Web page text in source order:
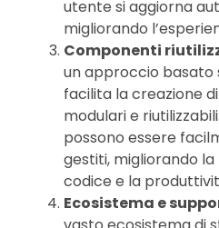
utente si aggiorna
migliorando
Componenti
un approccio basato
facilita la creazione
modulari e
possono essere
gestiti, migliorando
codice e la
Ecosistema e